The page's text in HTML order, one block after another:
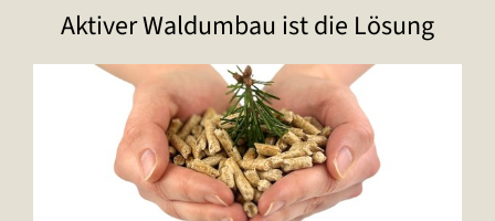
Aktiver Waldumbau ist die Lösung